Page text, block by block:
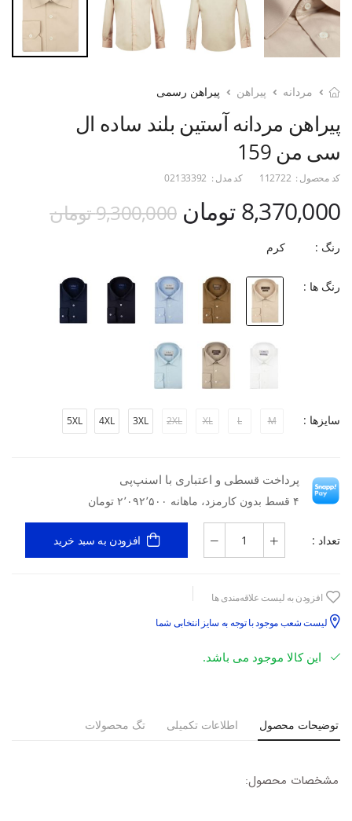
مردانه پیراهن پیراهن رسمی
پیراهن مردانه آستین بلند ساده ال
سی من 159
کد محصول : 112722 کد مدل : 02133392
8,370,000 تومان 9,300,000 تومان
رنگ : کرم
رنگ ها :
سایزها : M
L
XL
2XL
3XL
4XL
5XL
پرداخت قسطی و اعتباری با اسنپ‌پی
۴ قسط بدون کارمزد، ماهانه ۲٬۰۹۲٬۵۰۰ تومان
تعداد : افزودن به سبد خرید
افزودن به لیست علاقه‌مندی ها
لیست شعب موجود با توجه به سایز انتخابی شما
این کالا موجود می باشد.
توضیحات محصول اطلاعات تکمیلی تگ محصولات
مشخصات محصول: